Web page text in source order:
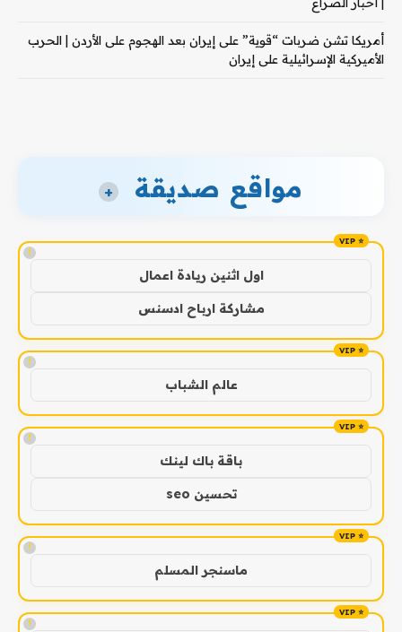
أمريكا تشن ضربات “قوية” على إيران بعد الهجوم على الأردن | الحرب
الأميركية الإسرائيلية على إيران
مواقع صديقة +
!
اول اثنين ريادة اعمال
مشاركة ارباح ادسنس
!
عالم الشباب
!
باقة باك لينك
تحسين seo
!
ماسنجر المسلم
!